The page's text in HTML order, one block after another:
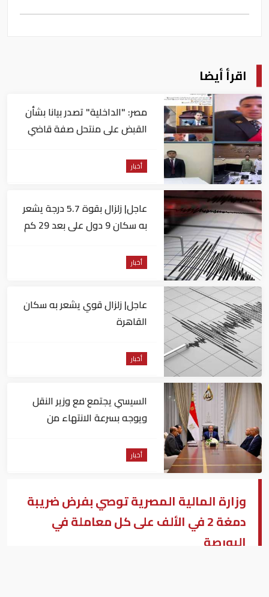
اقرأ أيضا
مصر: "الداخلية" تصدر بيانا بشأن
القبض على منتحل صفة قاضي
أخبار
عاجل| زلزال بقوة 5.7 درجة يشعر
به سكان 9 دول على بعد 29 كم
أخبار
عاجل| زلزال قوي يشعر به سكان
القاهرة
أخبار
السيسي يجتمع مع وزير النقل
ويوجه بسرعة الانتهاء من
أخبار
وزارة المالية المصرية توصي بفرض ضريبة
دمغة 2 في الألف على كل معاملة في
البورصة